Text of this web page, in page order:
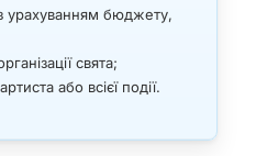
з урахуванням бюджету,
свята;
або всієї події.